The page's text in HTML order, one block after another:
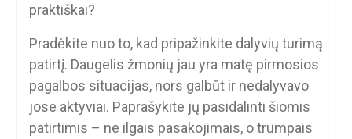
praktiškai?
Pradėkite nuo to, kad pripažinkite dalyvių turimą
patirtį. Daugelis žmonių jau yra matę pirmosios
pagalbos situacijas, nors galbūt ir nedalyvavo
jose aktyviai. Paprašykite jų pasidalinti šiomis
patirtimis – ne ilgais pasakojimais, o trumpais